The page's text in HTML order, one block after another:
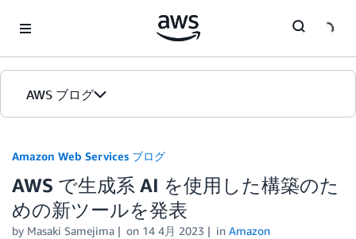
AWS ブログ
カテゴリ
エディション
Amazon Web Services ブログ
AWS で生成系 AI を使用した構築のた
めの新ツールを発表
by Masaki Samejima on 14 4月 2023 in Amazon